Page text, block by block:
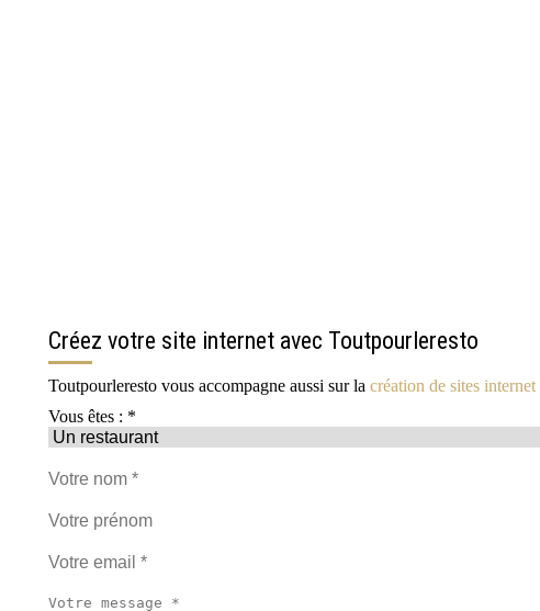
Créez votre site internet avec Toutpourleresto
Toutpourleresto vous accompagne aussi sur la création de sites internet
Vous êtes : *